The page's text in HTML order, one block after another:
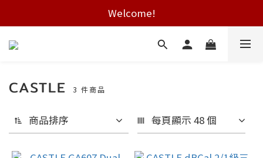
Free shipping on HK orders over $2000
Welcome!
Free shipping on HK orders over $2000
CASTLE 3 件商品
商品排序 每頁顯示 48 個